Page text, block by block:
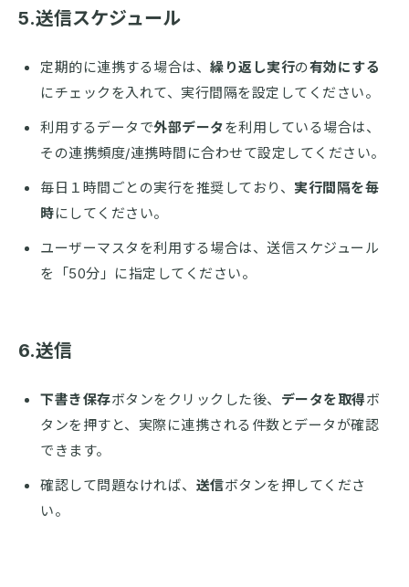
5.送信スケジュール
定期的に連携する場合は、 繰り返し実行の有効にする
にチェックを入れて、実行間隔を設定してください。
利用するデータで外部データを利用している場合は、
その連携頻度/連携時間に合わせて設定してください。
毎日１時間ごとの実行を推奨しており、 実行間隔を毎
時にしてください。
ユーザーマスタを利用する場合は、送信スケジュール
を「50分」に指定してください。
6.送信
下書き保存ボタンをクリックした後、 データを取得ボ
タンを押すと、実際に連携される件数とデータが確認
できます。
確認して問題なければ、 送信ボタンを押してくださ
い。